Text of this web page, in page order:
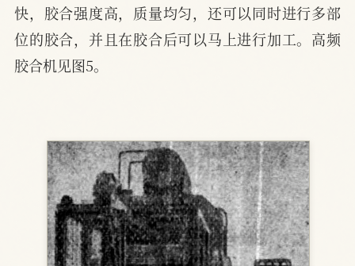
快，胶合强度高，质量均匀，还可以同时进行多部
位的胶合，并且在胶合后可以马上进行加工。高频
胶合机见图5。